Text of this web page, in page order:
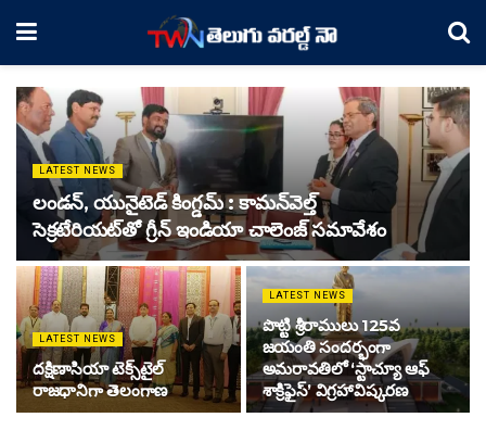
LATEST NEWS
లండన్, యునైటెడ్ కింగ్డమ్ : కామన్‌వెల్త్
సెక్రటేరియట్‌తో గ్రీన్ ఇండియా చాలెంజ్ సమావేశం
LATEST NEWS
దక్షిణాసియా టెక్స్‌టైల్
రాజధానిగా తెలంగాణ
LATEST NEWS
పొట్టి శ్రీరాములు 125వ
జయంతి సందర్భంగా
అమరావతిలో ‘స్టాచ్యూ ఆఫ్
శాక్రిఫైస్’ విగ్రహావిష్కరణ